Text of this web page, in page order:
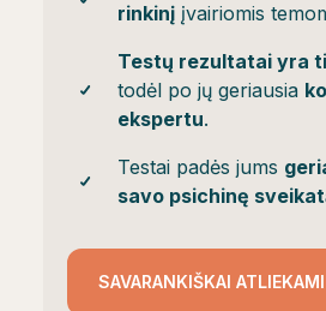
rinkinį įvairiomis
Testų rezultatai yra
todėl po jų geriausia
ekspertu.
Testai padės jums
savo psichinę
SAVARANKIŠKAI